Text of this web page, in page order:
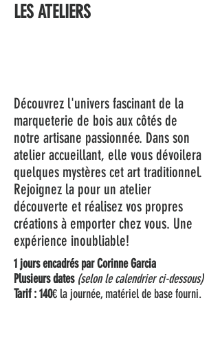
LES ATELIERS
Découvrez l'univers fascinant de la
marqueterie de bois aux côtés de
notre artisane passionnée. Dans son
atelier accueillant, elle vous dévoilera
quelques mystères cet art traditionnel.
Rejoignez la pour un atelier
découverte et réalisez vos propres
créations à emporter chez vous. Une
expérience inoubliable!
1 jours encadrés par Corinne Garcia
Plusieurs dates (selon le calendrier ci-dessous)
Tarif : 140€ la journée, matériel de base fourni.